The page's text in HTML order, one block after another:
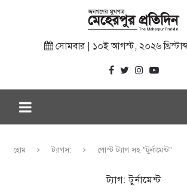
সোমবার | ১০ই আগস্ট, ২০২৬
হোম ট্যাগস: পোস্ট ট্যাগ সহ "টুর্নামেন্ট"
ট্যাগ:টুর্নামেন্ট